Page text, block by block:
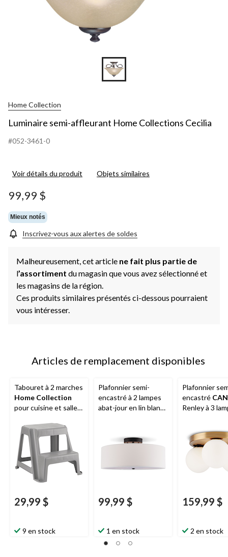
Home Collection
Luminaire semi-affleurant Home Collections Cecilia
#052-3461-0
Voir détails du produit Objets similaires
99,99 $
Mieux notés
Inscrivez-vous aux alertes de soldes
Malheureusement, cet article ne fait plus partie de
l’assortiment du magasin que vous avez sélectionné et
les magasins de la région.
Ces produits similaires présentés ci-dessous pourraient
vous intéresser.
Articles de remplacement disponibles
Tabouret à 2 marches
Home Collection
pour cuisine et salle
gris, 16 po
29,99 $
9 en stock
Plafonnier semi-
encastré à 2 lampes
abat-jour en lin blanc
99,99 $
1 en stock
Plafonnier
encastré
Renley à 3
159,99 $
2 en stock